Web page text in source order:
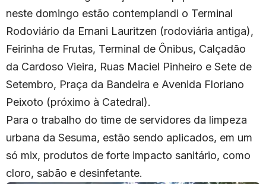
neste domingo estão contemplandi o Terminal
Rodoviário da Ernani Lauritzen (rodoviária antiga),
Feirinha de Frutas, Terminal de Ônibus, Calçadão
da Cardoso Vieira, Ruas Maciel Pinheiro e Sete de
Setembro, Praça da Bandeira e Avenida Floriano
Peixoto (próximo à Catedral).
Para o trabalho do time de servidores da limpeza
urbana da Sesuma, estão sendo aplicados, em um
só mix, produtos de forte impacto sanitário, como
cloro, sabão e desinfetante.